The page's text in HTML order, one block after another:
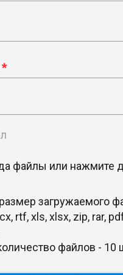
*
файлы или нажмите
загружаемого
rtf, xls, xlsx, zip, rar,
файлов - 10